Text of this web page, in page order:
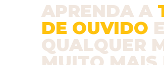
APRENDA A
DE OUVIDO
QUALQUER